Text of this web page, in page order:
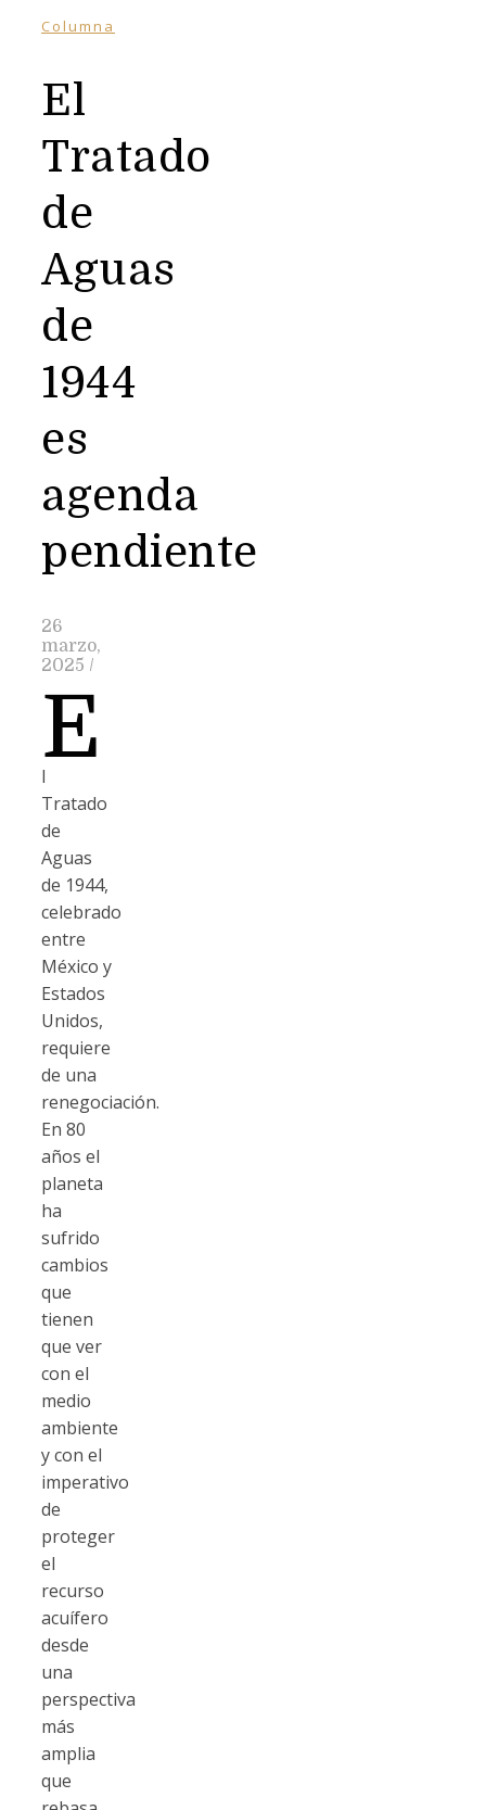
Columna
El
Tratado
de
Aguas
de
1944
es
agenda
pendiente
26
marzo,
2025 /
E
l
Tratado
de
Aguas
de 1944,
celebrado
entre
México y
Estados
Unidos,
requiere
de una
renegociación.
En 80
años el
planeta
ha
sufrido
cambios
que
tienen
que ver
con el
medio
ambiente
y con el
imperativo
de
proteger
el
recurso
acuífero
desde
una
perspectiva
más
amplia
que